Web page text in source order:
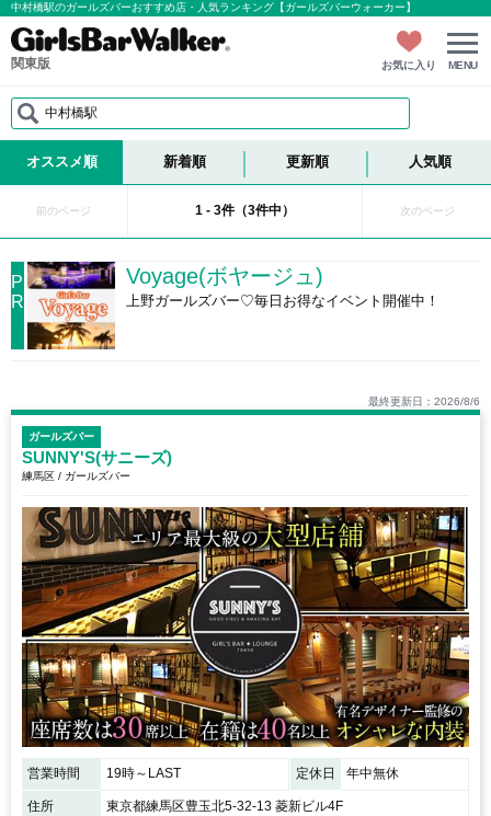
中村橋駅のガールズバーおすすめ店・人気ランキング【ガールズバーウォーカー】
関東版 お気に入り MENU
中村橋駅
オススメ順 新着順 更新順 人気順
前のページ 1 - 3件（3件中） 次のページ
P
R
Voyage(ボヤージュ)
上野ガールズバー♡毎日お得なイベント開催中！
最終更新日：2026/8/6
ガールズバー
SUNNY'S(サニーズ)
練馬区 / ガールズバー
営業時間 19時～LAST 定休日 年中無休
住所 東京都練馬区豊玉北5-32-13 菱新ビル4F